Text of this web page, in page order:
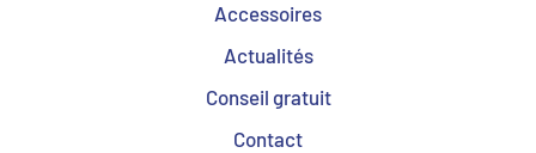
Accessoires
Actualités
Conseil gratuit
Contact